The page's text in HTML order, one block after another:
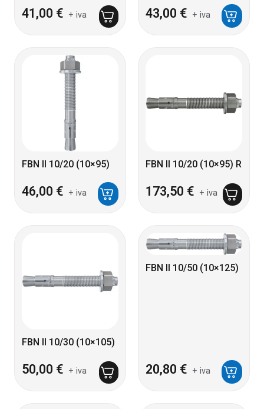
41,00 € + iva 43,00 € + iva
FBN II 10/20 (10×95)
46,00 € + iva
FBN II 10/20 (10×95) R
173,50 € + iva
FBN II 10/30 (10×105)
50,00 € + iva
FBN II 10/50 (10×125)
20,80 € + iva